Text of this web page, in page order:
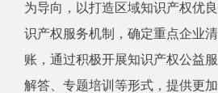
为导向，以打造区域知识产权优
识产权服务机制， 确定重点企业
账， 通过积极开展知识产权公益
解答、专题培训等形式， 提供更